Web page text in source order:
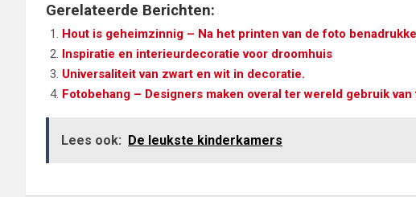
Gerelateerde Berichten:
Hout is geheimzinnig – Na het printen van de foto
Inspiratie en interieurdecoratie voor droomhuis
Universaliteit van zwart en wit in decoratie.
Fotobehang – Designers maken overal ter wereld gebruik
Lees ook: De leukste kinderkamers